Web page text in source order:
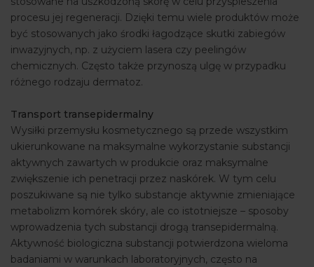
procesu jej regeneracji. Dzięki temu wiele produktów może
być stosowanych jako środki łagodzące skutki zabiegów
inwazyjnych, np. z użyciem lasera czy peelingów
chemicznych. Często także przynoszą ulgę w przypadku
różnego rodzaju dermatoz.
Transport transepidermalny
Wysiłki przemysłu kosmetycznego są przede wszystkim
ukierunkowane na maksymalne wykorzystanie substancji
aktywnych zawartych w produkcie oraz maksymalne
zwiększenie ich penetracji przez naskórek. W tym celu
poszukiwane są nie tylko substancje aktywnie zmieniające
metabolizm komórek skóry, ale co istotniejsze – sposoby
wprowadzenia tych substancji drogą transepidermalną.
Aktywność biologiczna substancji potwierdzona wieloma
badaniami w warunkach laboratoryjnych, często na